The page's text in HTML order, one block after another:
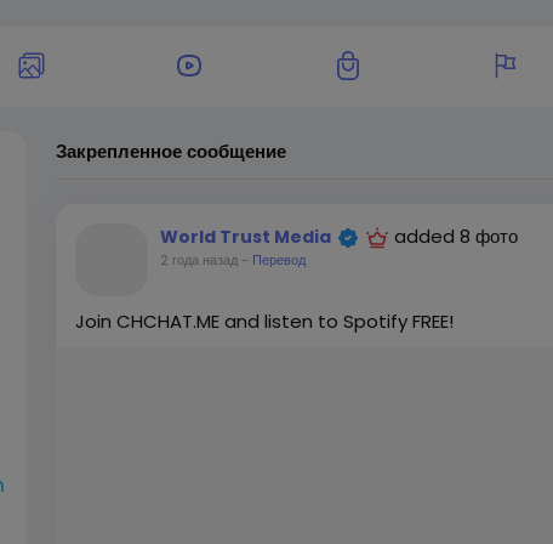
Закрепленное сообщение
World Trust Media added 8 фото
2 года назад - Перевод
Join CHCHAT.ME and listen to Spotify FREE!